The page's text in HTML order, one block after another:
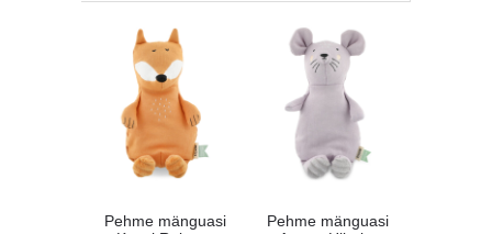
Pehme mänguasi
Pehme mänguasi